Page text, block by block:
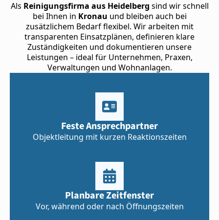
Als Reinigungsfirma aus Heidelberg sind wir schnell
bei Ihnen in Kronau und bleiben auch bei
zusätzlichem Bedarf flexibel. Wir arbeiten mit
transparenten Einsatzplänen, definieren klare
Zuständigkeiten und dokumentieren unsere
Leistungen – ideal für Unternehmen, Praxen,
Verwaltungen und Wohnanlagen.
Feste Ansprechpartner
Objektleitung mit kurzen Reaktionszeiten
Planbare Zeitfenster
Vor, während oder nach Öffnungszeiten